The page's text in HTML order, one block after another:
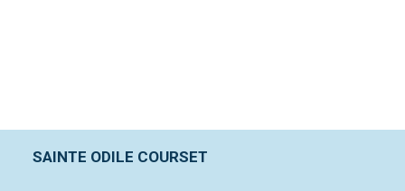
SAINTE ODILE COURSET